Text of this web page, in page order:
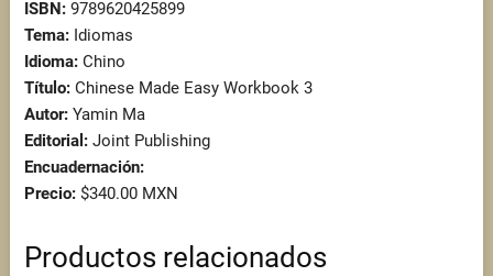
ISBN:9789620425899
Tema:Idiomas
Idioma:Chino
Título:Chinese Made Easy Workbook 3
Autor:Yamin Ma
Editorial:Joint Publishing
Encuadernación:
Precio:$340.00 MXN
Productos relacionados